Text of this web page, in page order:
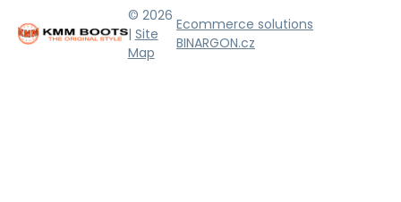
© 2026
| Site
Map
Ecommerce solutions
BINARGON.cz